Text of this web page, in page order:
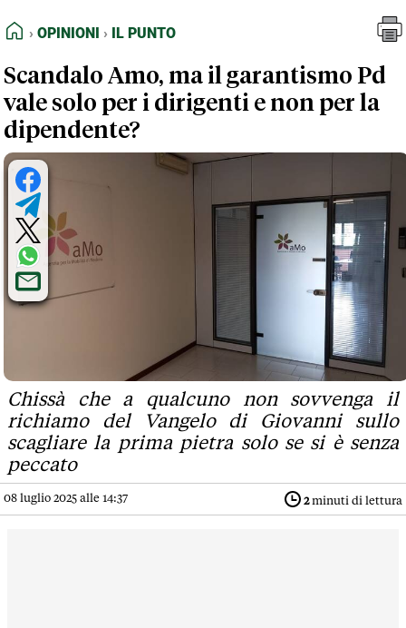
FEED RSS
NORMATIVE DEONTOLOGICHE
TERMINI e CONDIZIONI
HOME
OPINIONI IL PUNTO
Scandalo Amo, ma il garantismo Pd
vale solo per i dirigenti e non per la
dipendente?
Chissà che a qualcuno non sovvenga il
richiamo del Vangelo di Giovanni sullo
scagliare la prima pietra solo se si è senza
peccato
08 luglio 2025 alle 14:37 2minuti di lettura